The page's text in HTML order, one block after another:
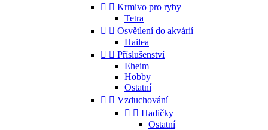
  Krmivo pro ryby
Tetra
  Osvětlení do akvárií
Hailea
  Příslušenství
Eheim
Hobby
Ostatní
  Vzduchování
  Hadičky
Ostatní